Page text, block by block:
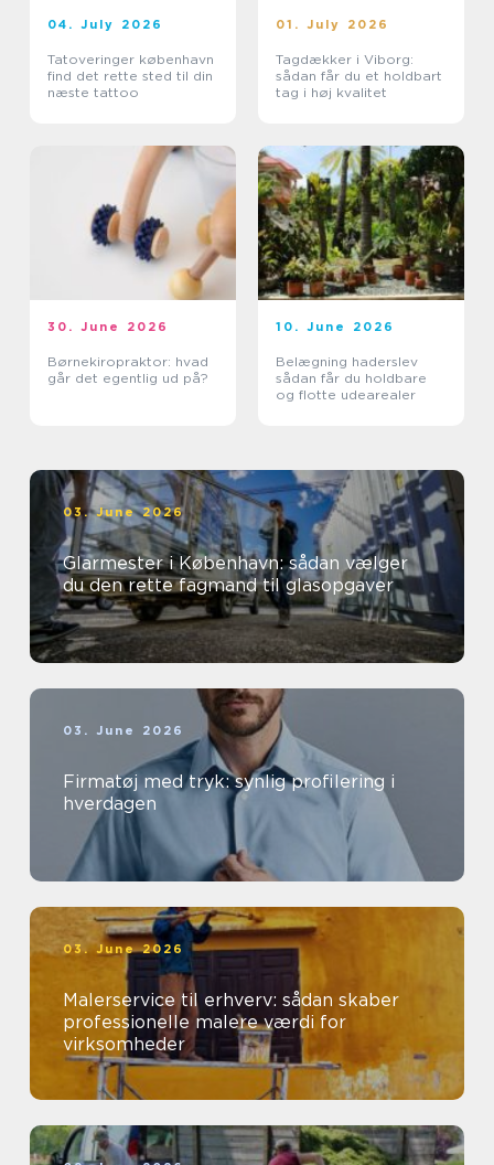
04. July 2026
Tatoveringer københavn
find det rette sted til din
næste tattoo
01. July 2026
Tagdækker i Viborg:
sådan får du et holdbart
tag i høj kvalitet
30. June 2026
Børnekiropraktor: hvad
går det egentlig ud på?
10. June 2026
Belægning haderslev
sådan får du holdbare
og flotte udearealer
03. June 2026
Glarmester i København: sådan vælger
du den rette fagmand til glasopgaver
03. June 2026
Firmatøj med tryk: synlig profilering i
hverdagen
03. June 2026
Malerservice til erhverv: sådan skaber
professionelle malere værdi for
virksomheder